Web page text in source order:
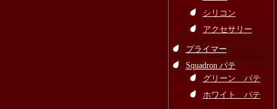
シリコン
アクセサリー
プライマー
Squadron パテ
グリーン パテ
ホワイト パテ